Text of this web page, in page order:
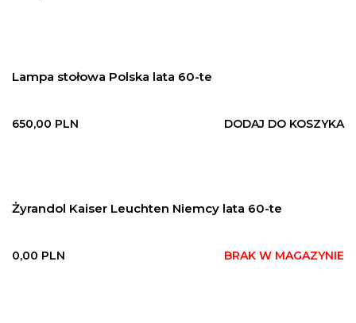
Lampa stołowa Polska lata 60-te
650,00 PLN DODAJ DO KOSZYKA
Żyrandol Kaiser Leuchten Niemcy lata 60-te
0,00 PLN BRAK W MAGAZYNIE